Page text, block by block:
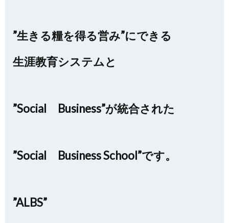
”生きる糧を得る営み”にできる
生涯教育システムと
”Social Business”が統合された
”Social Business School”です。
”ALBS”